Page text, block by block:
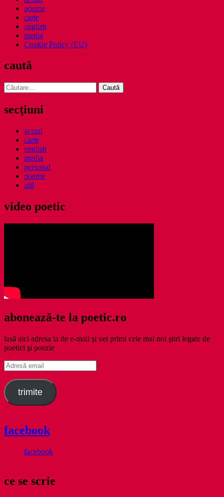
poeme
carte
english
media
Cookie Policy (EU)
caută
Caută
după:
secţiuni
actual
carte
english
media
personal
poeme
util
video poetic
abonează-te la poetic.ro
lasă aici adresa ta de e-mail şi vei primi cele mai noi ştiri legate de
poetici şi poezie
Adresă
email
trimite
facebook
facebook
ce se scrie